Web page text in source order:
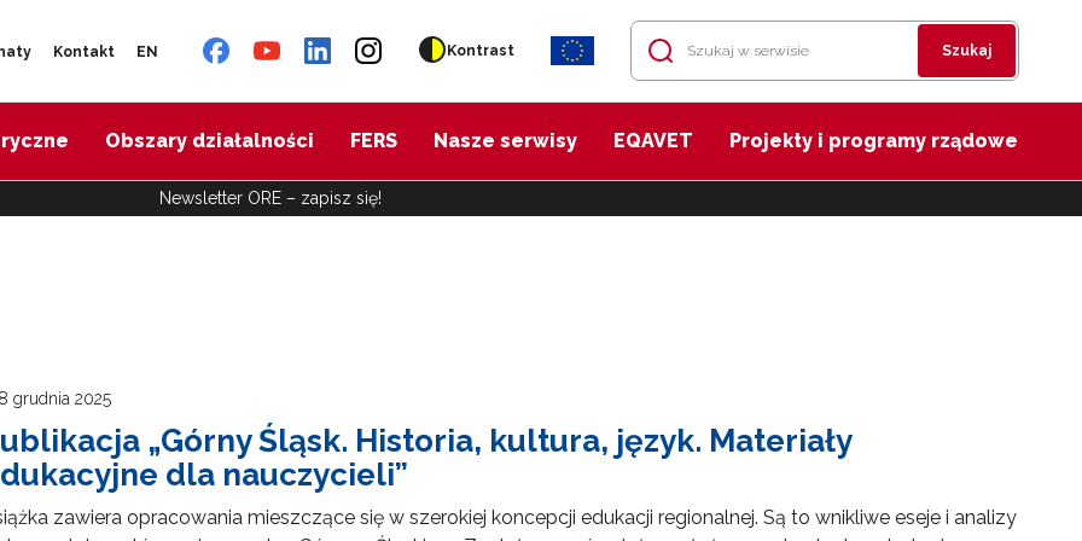
Kontakt EN Kontrast Szukaj
Obszary działalności FERS Nasze serwisy EQAVET Projekty i programy rządowe
Newsletter ORE – zapisz się!
8 grudnia 2025
„Górny Śląsk. Historia, kultura, język. Materiały
dla nauczycieli”
zawiera opracowania mieszczące się w szerokiej koncepcji edukacji regionalnej. Są to wnikliwe eseje i analizy